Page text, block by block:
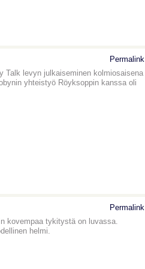
Permalink
Talk levyn julkaiseminen kolmiosaisena
yhteistyö Röyksoppin kanssa oli
Permalink
kovempaa tykitystä on luvassa.
helmi.